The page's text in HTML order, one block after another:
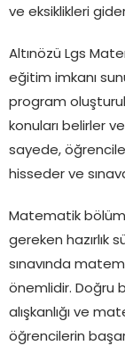
ve eksiklikleri
Altınözü Lgs
eğitim imkanı
program
konuları belirler
sayede,
hisseder ve
Matematik
gereken hazırlık
sınavında
önemlidir. Doğru
alışkanlığı ve
öğrencilerin